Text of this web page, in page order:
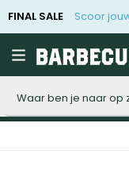
FINAL SALE Scoor